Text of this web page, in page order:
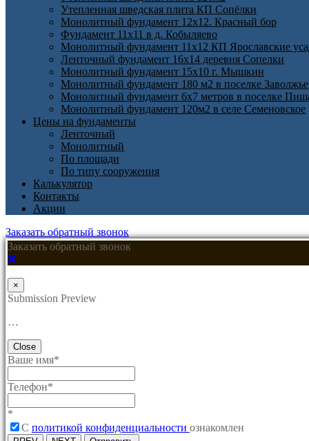
Утепленная шведская плита КП Cопёлки
Монолитный фундамент 12х12. Красный бор
Фундамент 11х11 в д. Кобыляево
Монолитный фундамент 11х12 КП Ярославские
Ленточный фундамент 16х14 деревня Сопелки
Монолитный фундамент 15х10 г. Мышкин
Монолитный фундамент 180 м2 в поселке Заволжье
Монолитный фундамент 6х7 метров в поселке
Монолитный фундамент 120м2 в селе Семеновское
Цены на фундаменты
Ленточный
Монолитный
По площади
По типу сооружения
Калькулятор
Контакты
Акции
Заказать обратный звонок
Заказать обратный звонок
×
Submission Preview
…
Close
Ваше имя*
Телефон*
*
C политикой конфиденциальности ознакомлен